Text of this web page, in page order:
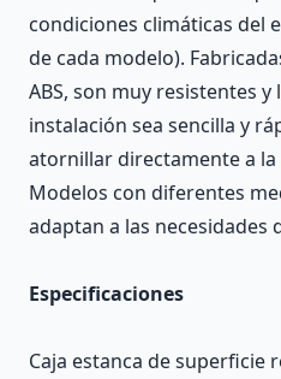
condiciones climáticas del
de cada modelo).
ABS, son muy resistentes
instalación sea sencilla y
atornillar directamente a
Modelos con diferentes
adaptan a las necesidades
Especificaciones
Caja estanca de superficie